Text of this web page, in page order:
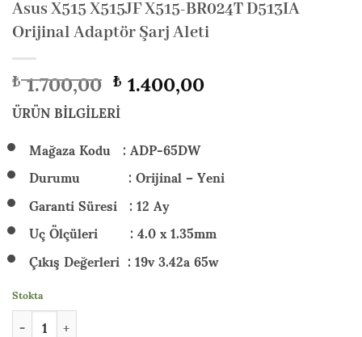
Asus X515 X515JF X515-BR024T D513IA
Orijinal Adaptör Şarj Aleti
₺1.700,00 Orijinal
fiyat:
₺ 1.700,00.
₺1.400,00Şuandaki
ÜRÜN BİLGİLERİ
Mağaza Kodu : ADP-65DW
Durumu : Orijinal – Yeni
Garanti Süresi : 12 Ay
Uç Ölçüleri : 4.0 x 1.35mm
Çıkış Değerleri : 19v 3.42a 65w
Stokta
Asus X515 X515JF X515-BR024T D513IA Orijinal Adaptör Şarj